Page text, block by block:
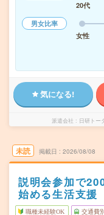
20代
男女比率
女性
気になる!
派遣会社 日研トー
未読 掲載日 2026/08/08
説明会参加で
始める生活支援
職種未経験OK 交通費